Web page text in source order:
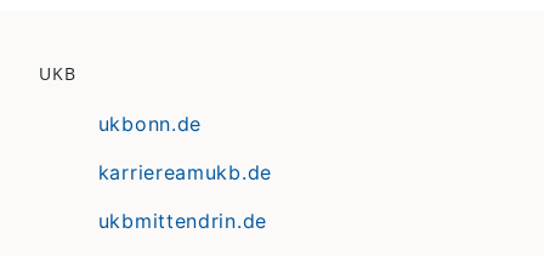
UKB
ukbonn.de
karriereamukb.de
ukbmittendrin.de